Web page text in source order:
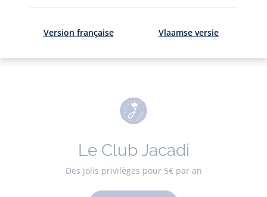
Le Club Jacadi
Des jolis privilèges pour 5€ par an
Version française Vlaamse versie